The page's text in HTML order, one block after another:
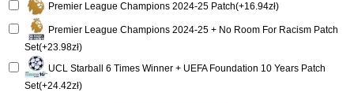
Premier League Champions 2024-25 Patch(+16.94zł)
Premier League Champions 2024-25 + No Room For Racism Patch
Set(+23.98zł)
UCL Starball 6 Times Winner + UEFA Foundation 10 Years Patch
Set(+24.42zł)